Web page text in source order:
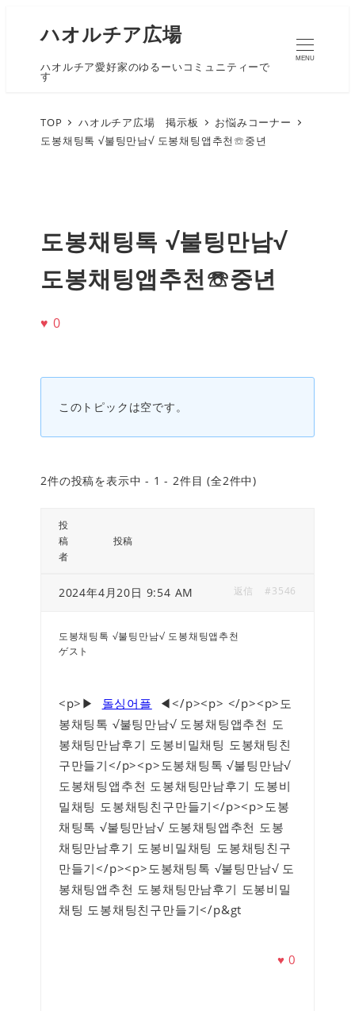
ハオルチア広場
ハオルチア愛好家のゆるーいコミュニティーで
す
MENU
TOP ハオルチア広場 掲示板
お悩みコーナー
도봉채팅톡 √불팅만남√ 도봉채팅앱추천☏중년
도봉채팅톡 √불팅만남√
도봉채팅앱추천☏중년
♥ 0
このトピックは空です。
2件の投稿を表示中 - 1 - 2件目 (全2件中)
投
稿
者
投稿
2024年4月20日 9:54 AM #3546
返信
도봉채팅톡 √불팅만남√ 도봉채팅앱추천
ゲスト
<p>▶ 돌싱어플 ◀</p><p> </p><p>도
봉채팅톡 √불팅만남√ 도봉채팅앱추천 도
봉채팅만남후기 도봉비밀채팅 도봉채팅친
구만들기</p><p>도봉채팅톡 √불팅만남√
도봉채팅앱추천 도봉채팅만남후기 도봉비
밀채팅 도봉채팅친구만들기</p><p>도봉
채팅톡 √불팅만남√ 도봉채팅앱추천 도봉
채팅만남후기 도봉비밀채팅 도봉채팅친구
만들기</p><p>도봉채팅톡 √불팅만남√ 도
봉채팅앱추천 도봉채팅만남후기 도봉비밀
채팅 도봉채팅친구만들기</p&gt
♥0